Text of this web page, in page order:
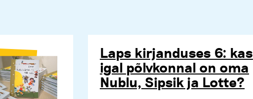
Laps kirjanduses 6: kas
igal põlvkonnal on oma
Nublu, Sipsik ja Lotte?